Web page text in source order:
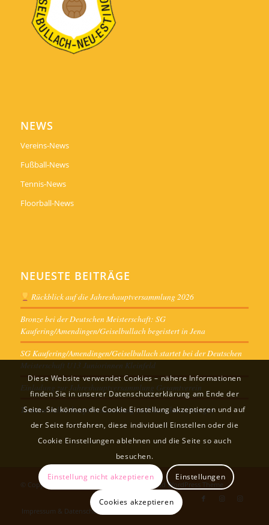
NEWS
Vereins-News
Fußball-News
Tennis-News
Floorball-News
NEUESTE BEITRÄGE
Rückblick auf die Jahreshauptversammlung 2026
Bronze bei der Deutschen Meisterschaft: SG
Kaufering/Amendingen/Geiselbullach begeistert in Jena
SG Kaufering/Amendingen/Geiselbullach startet bei der Deutschen
Meisterschaft U13 Juniorinnen Kleinfeld
Einladung zur Jahreshauptversammlung Gesamtverein
Termine Jahreshauptversammlung und Ausschusssitzungen
© Copyright - powered by Enfold WordPress Theme
Impressum & Datenschutz
Diese Website verwendet Cookies – nähere Informationen
finden Sie in unserer Datenschutzerklärung am Ende der
Seite. Sie können die Cookie Einstellung akzeptieren und auf
der Seite fortfahren, diese individuell Einstellen oder die
Cookie Einstellungen ablehnen und die Seite so auch
besuchen.
Einstellung nicht akzeptieren Einstellungen
Cookies akzeptieren